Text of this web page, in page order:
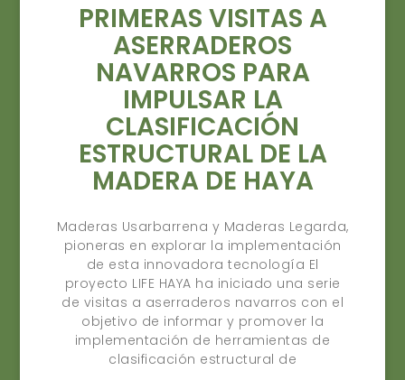
PRIMERAS VISITAS A
ASERRADEROS
NAVARROS PARA
IMPULSAR LA
CLASIFICACIÓN
ESTRUCTURAL DE LA
MADERA DE HAYA
Maderas Usarbarrena y Maderas Legarda,
pioneras en explorar la implementación
de esta innovadora tecnología El
proyecto LIFE HAYA ha iniciado una serie
de visitas a aserraderos navarros con el
objetivo de informar y promover la
implementación de herramientas de
clasificación estructural de